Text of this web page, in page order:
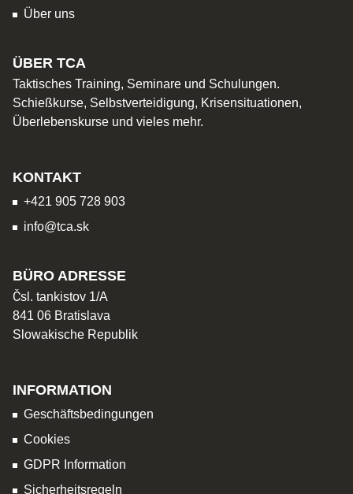
Über uns
ÜBER TCA
Taktisches Training, Seminare und Schulungen.
Schießkurse, Selbstverteidigung, Krisensituationen,
Überlebenskurse und vieles mehr.
KONTAKT
+421 905 728 903
info@tca.sk
BÜRO ADRESSE
Čsl. tankistov 1/A
841 06 Bratislava
Slowakische Republik
INFORMATION
Geschäftsbedingungen
Cookies
GDPR Information
Sicherheitsregeln